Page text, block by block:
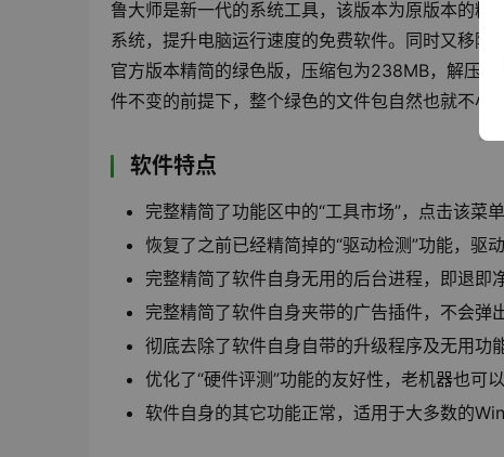
鲁大师是新一代的系统工具，该版本为原版本的
系统，提升电脑运行速度的免费软件。同时又移
官方版本精简的绿色版，压缩包为238MB，解压
件不变的前提下，整个绿色的文件包自然也就不小！
软件特点
完整精简了功能区中的“工具市场”，点击该菜
恢复了之前已经精简掉的“驱动检测”功能，驱
完整精简了软件自身无用的后台进程，即退即
完整精简了软件自身夹带的广告插件，不会弹
彻底去除了软件自身自带的升级程序及无用
优化了“硬件评测”功能的友好性，老机器也可
软件自身的其它功能正常，适用于大多数的